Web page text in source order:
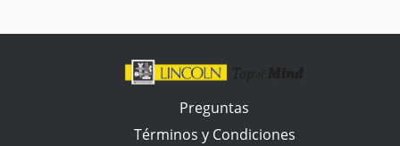
Preguntas
Términos y Condiciones